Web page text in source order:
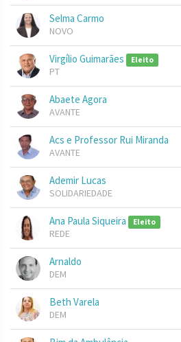
Selma Carmo
NOVO
Virgílio Guimarães Eleito
PT
Abaete Agora
AVANTE
Acs e Professor Rui Miranda
AVANTE
Ademir Lucas
SOLIDARIEDADE
Ana Paula Siqueira Eleito
REDE
Arnaldo
DEM
Beth Varela
DEM